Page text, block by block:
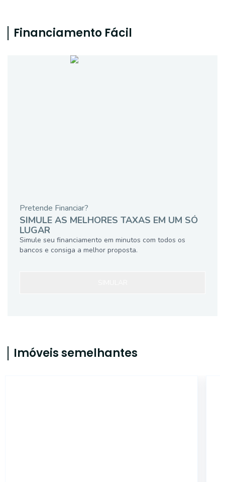
Financiamento Fácil
Pretende Financiar?
SIMULE AS MELHORES TAXAS EM UM SÓ
LUGAR
Simule seu financiamento em minutos com todos os
bancos e consiga a melhor proposta.
Imóveis semelhantes